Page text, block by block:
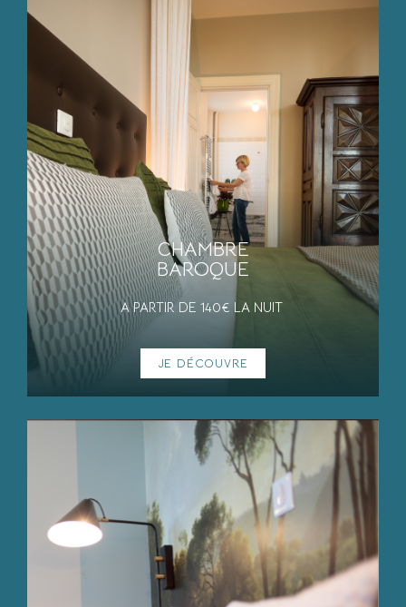
CHAMBRE
BAROQUE
A PARTIR DE 140€ LA NUIT
JE DÉCOUVRE